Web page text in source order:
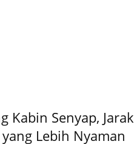
Kabin Senyap, Jarak
Lebih Nyaman